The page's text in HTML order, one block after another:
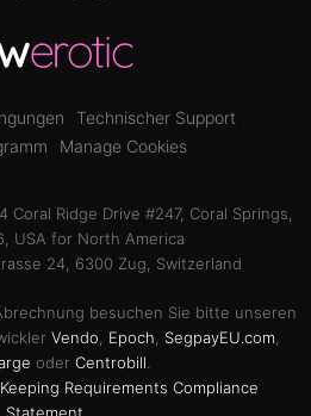
Technischer Support
Manage Cookies
Coral Ridge Drive #247, Coral Springs,
USA for North America
24, 6300 Zug, Switzerland
besuchen Sie bitte unseren
Vendo, Epoch, SegpayEU.com,
oder Centrobill.
Requirements Compliance